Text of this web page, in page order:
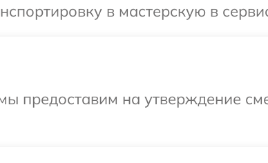
в мастерскую в
предоставим на утверждение